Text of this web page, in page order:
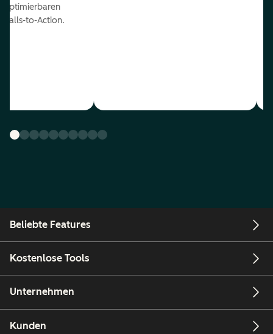
optimierbaren
Calls-to-Action.
Beliebte Features
Kostenlose Tools
Unternehmen
Kunden